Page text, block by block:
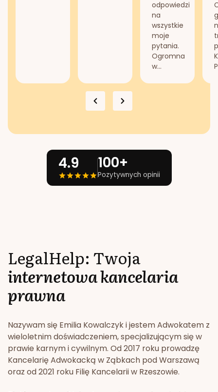
odpowiedzi
na
wszystkie
moje
pytania.
Ogromna
w...
4.9 100+
Pozytywnych opinii
LegalHelp: Twoja
internetowa kancelaria
prawna
Nazywam się Emilia Kowalczyk i jestem Adwokatem z
wieloletnim doświadczeniem, specjalizującym się w
prawie karnym i cywilnym. Od 2017 roku prowadzę
Kancelarię Adwokacką w Ząbkach pod Warszawą
oraz od 2021 roku Filię Kancelarii w Rzeszowie.